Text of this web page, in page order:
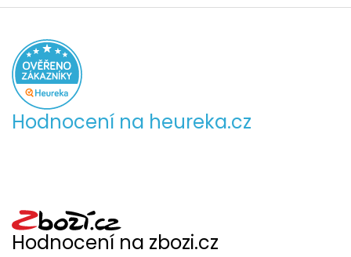
Hodnocení na heureka.cz
Hodnocení na zbozi.cz